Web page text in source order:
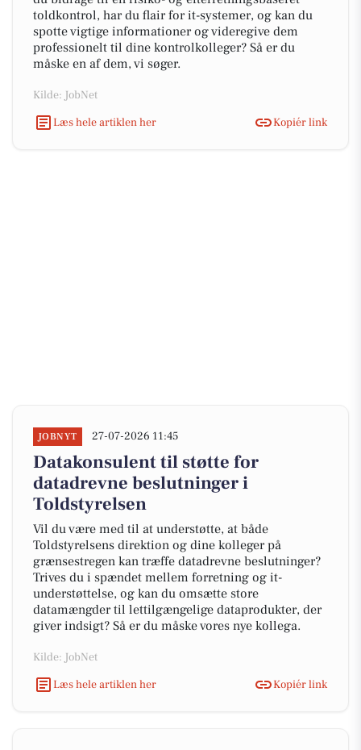
toldkontrol, har du flair for it-systemer, og kan du
spotte vigtige informationer og videregive dem
professionelt til dine kontrolkolleger? Så er du
måske en af dem, vi søger.
Kilde: JobNet
Læs hele artiklen her
Kopiér link
JOBNYT 27-07-2026 11:45
Datakonsulent til støtte for
datadrevne beslutninger i
Toldstyrelsen
Vil du være med til at understøtte, at både
Toldstyrelsens direktion og dine kolleger på
grænsestregen kan træffe datadrevne beslutninger?
Trives du i spændet mellem forretning og it-
understøttelse, og kan du omsætte store
datamængder til lettilgængelige dataprodukter, der
giver indsigt? Så er du måske vores nye kollega.
Kilde: JobNet
Læs hele artiklen her
Kopiér link